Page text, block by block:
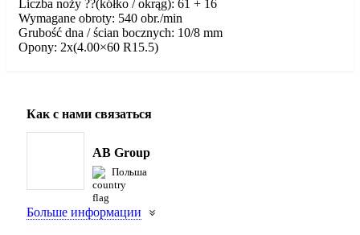
Liczba noży ??(kółko / okrąg): 61 + 16
Wymagane obroty: 540 obr./min
Grubość dna / ścian bocznych: 10/8 mm
Opony: 2x(4.00×60 R15.5)
Как с нами связаться
AB Group
Польша
Больше информации